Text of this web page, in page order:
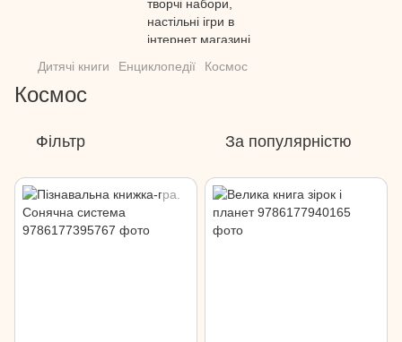
Дитячі книги Енциклопедії Космос
Космос
Фільтр За популярністю